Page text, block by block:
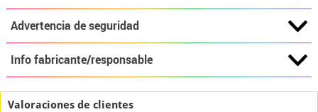
Advertencia de seguridad
Info fabricante/responsable
Valoraciones de clientes